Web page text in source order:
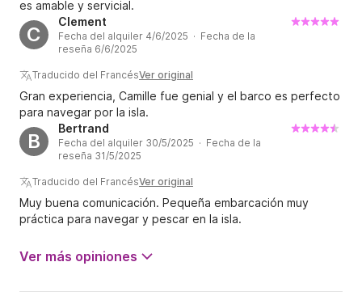
es amable y servicial.
C
Clement
Fecha del alquiler 4/6/2025 · Fecha de la
reseña 6/6/2025
Traducido del FrancésVer original
Gran experiencia, Camille fue genial y el barco es perfecto
para navegar por la isla.
B
Bertrand
Fecha del alquiler 30/5/2025 · Fecha de la
reseña 31/5/2025
Traducido del FrancésVer original
Muy buena comunicación. Pequeña embarcación muy
práctica para navegar y pescar en la isla.
Ver más opiniones